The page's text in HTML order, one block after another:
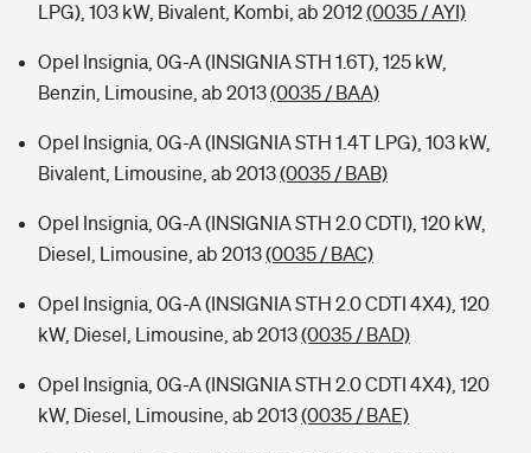
LPG), 103 kW, Bivalent, Kombi, ab 2012(0035 / AYI)
Opel Insignia, 0G-A (INSIGNIA STH 1.6T), 125 kW,
Benzin, Limousine, ab 2013(0035 / BAA)
Opel Insignia, 0G-A (INSIGNIA STH 1.4T LPG), 103 kW,
Bivalent, Limousine, ab 2013(0035 / BAB)
Opel Insignia, 0G-A (INSIGNIA STH 2.0 CDTI), 120 kW,
Diesel, Limousine, ab 2013(0035 / BAC)
Opel Insignia, 0G-A (INSIGNIA STH 2.0 CDTI 4X4), 120
kW, Diesel, Limousine, ab 2013(0035 / BAD)
Opel Insignia, 0G-A (INSIGNIA STH 2.0 CDTI 4X4), 120
kW, Diesel, Limousine, ab 2013(0035 / BAE)